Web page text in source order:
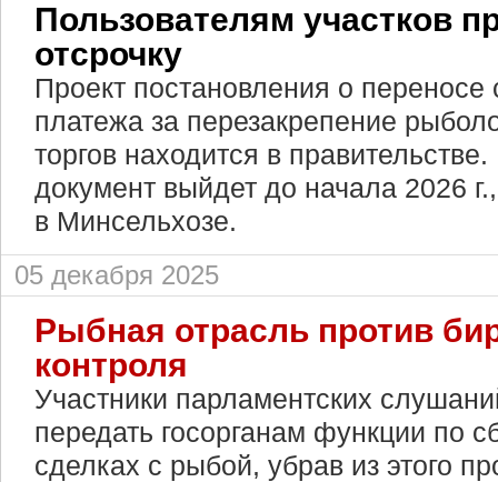
Пользователям участков
отсрочку
Проект постановления о переносе
платежа за перезакрепение
торгов находится в
документ выйдет до начала 2026
в Минсельхозе.
05 декабря 2025
Рыбная отрасль против
контроля
Участники парламентских
передать госорганам функции по
сделках с рыбой, убрав из этого